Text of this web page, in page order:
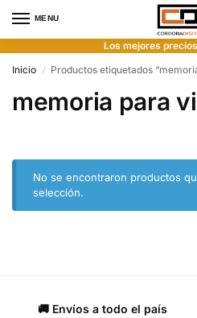
MENU
Los mejores
Inicio
/ Productos etiquetados
memoria para
No se encontraron productos
selección.
🚚 Envíos a todo el país